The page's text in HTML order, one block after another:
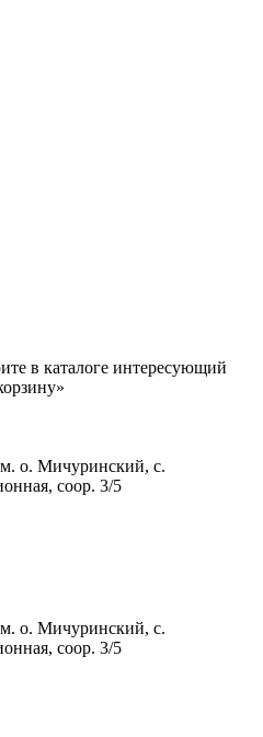
в каталоге интересующий
м. о. Мичуринский, с.
соор. 3/5
м. о. Мичуринский, с.
соор. 3/5